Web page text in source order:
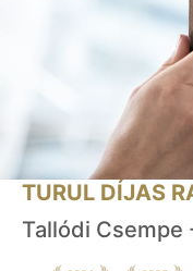
TURUL DÍJAS
Tallódi Csempe